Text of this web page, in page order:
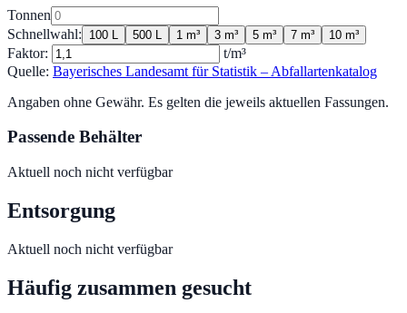
Tonnen
Schnellwahl:
100 L 500 L 1 m³ 3 m³ 5 m³ 7 m³ 10 m³
Faktor:
t/m³
Quelle: Bayerisches Landesamt für Statistik – Abfallartenkatalog
Angaben ohne Gewähr. Es gelten die jeweils aktuellen Fassungen.
Passende Behälter
Aktuell noch nicht verfügbar
Entsorgung
Aktuell noch nicht verfügbar
Häufig zusammen gesucht